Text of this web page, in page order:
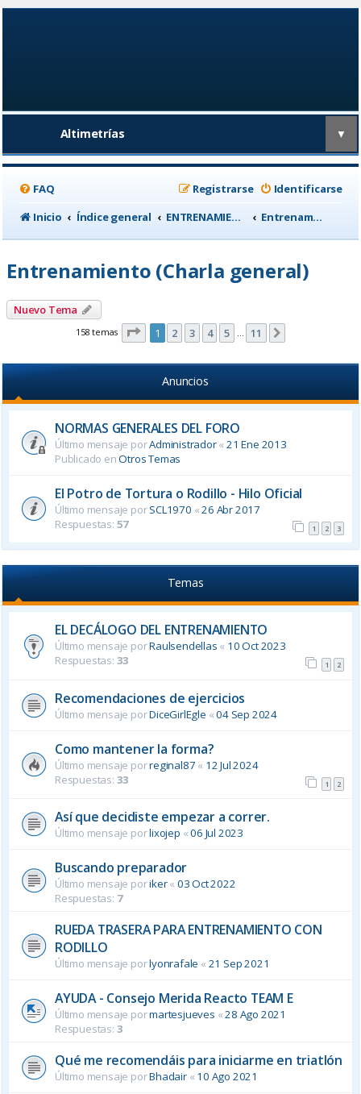
Altimetrías ▼
FAQ Identificarse
Registrarse
Inicio
Índice general ENTRENAMIENTO, medicina deportiva y nutrición Entrenamiento (Charla general)
Entrenamiento (Charla general)
Nuevo Tema
158 temas Página de 11
1 2 3 4 5 … 11
Anuncios
NORMAS GENERALES DEL FORO
Último mensaje porAdministrador«21 Ene 2013
Publicado enOtros Temas
El Potro de Tortura o Rodillo - Hilo Oficial
Último mensaje porSCL1970 «26 Abr 2017
Respuestas: 57 1 2 3
Temas
EL DECÁLOGO DEL ENTRENAMIENTO
Último mensaje porRaulsendellas « 10 Oct 2023
Respuestas: 33 1 2
Recomendaciones de ejercicios
Último mensaje porDiceGirlEgle «04 Sep 2024
Como mantener la forma?
Último mensaje porreginal87 « 12 Jul 2024
Respuestas: 33 1 2
Así que decidiste empezar a correr.
Último mensaje porlixojep «06 Jul 2023
Buscando preparador
Último mensaje poriker« 03 Oct 2022
Respuestas: 7
RUEDA TRASERA PARA ENTRENAMIENTO CON
RODILLO
Último mensaje porlyonrafale « 21 Sep 2021
AYUDA - Consejo Merida Reacto TEAM E
Último mensaje pormartesjueves «28 Ago 2021
Respuestas: 3
Qué me recomendáis para iniciarme en triatlón
Último mensaje porBhadair« 10 Ago 2021